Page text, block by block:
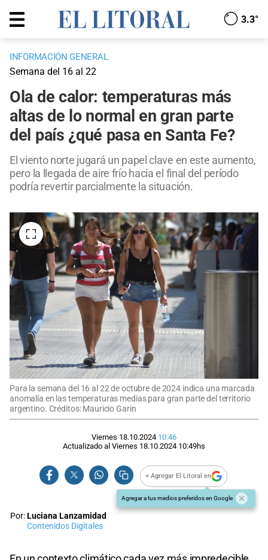
3.3°
INFORMACIÓN GENERAL
Semana del 16 al 22
Ola de calor: temperaturas más
altas de lo normal en gran parte
del país ¿qué pasa en Santa Fe?
El viento norte jugará un papel clave en este aumento,
pero la llegada de aire frío hacia el final del período
podría revertir parcialmente la situación.
Para la semana del 16 al 22 de octubre de 2024 indica una marcada
anomalía en las temperaturas medias para gran parte del territorio
argentino. Créditos: Mauricio Garin
Viernes 18.10.2024 10:46
Actualizado al Viernes 18.10.2024 10:49hs
+ Agregar El Litoral en
Agregar a tus medios preferidos en Google
Por:Luciana Lanzamidad
Contenidos Digitales